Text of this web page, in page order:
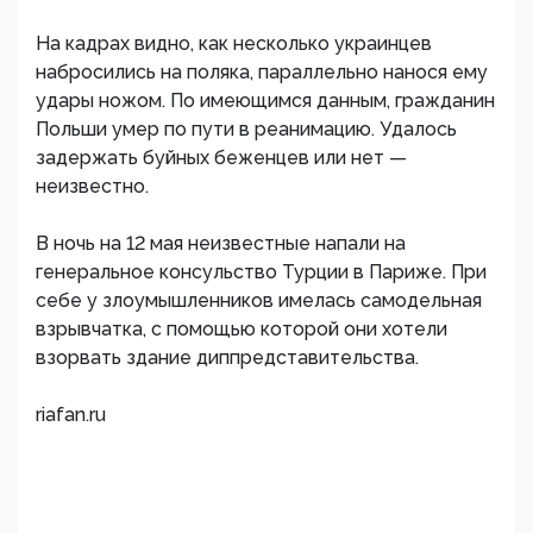
На кадрах видно, как несколько украинцев
набросились на поляка, параллельно нанося ему
удары ножом. По имеющимся данным, гражданин
Польши умер по пути в реанимацию. Удалось
задержать буйных беженцев или нет —
неизвестно.
В ночь на 12 мая неизвестные напали на
генеральное консульство Турции в Париже. При
себе у злоумышленников имелась самодельная
взрывчатка, с помощью которой они хотели
взорвать здание диппредставительства.
riafan.ru